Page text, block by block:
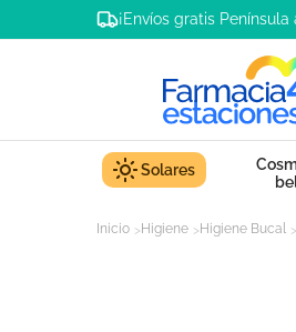
¡Envíos gratis
Solares
Inicio Higiene Higiene Bucal